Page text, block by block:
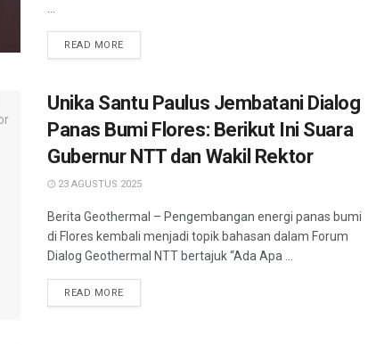
...
READ MORE
Unika Santu Paulus Jembatani Dialog
Panas Bumi Flores: Berikut Ini Suara
Gubernur NTT dan Wakil Rektor
23 AGUSTUS 2025
Berita Geothermal – Pengembangan energi panas bumi
di Flores kembali menjadi topik bahasan dalam Forum
Dialog Geothermal NTT bertajuk “Ada Apa ...
READ MORE